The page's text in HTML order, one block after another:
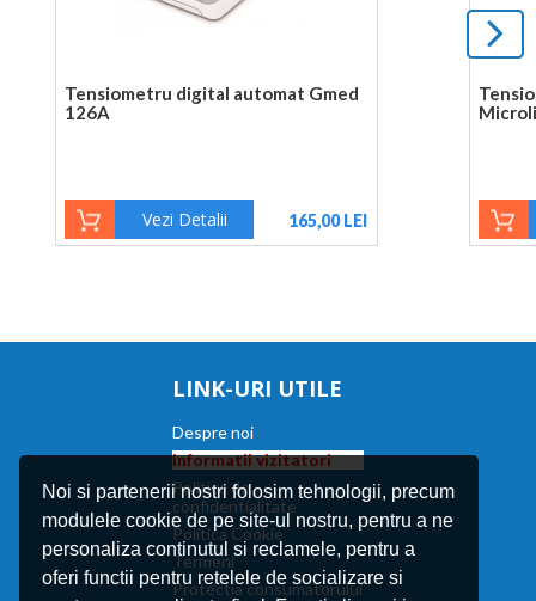
Noi si partenerii nostri folosim tehnologii, precum
modulele cookie de pe site-ul nostru, pentru a ne
personaliza continutul si reclamele, pentru a
oferi functii pentru retelele de socializare si
Tensiometru digital automat Gmed
126A
Vezi Detalii 165,00 LEI
LINK-URI UTILE
Despre noi
Informatii vizitatori
Politica de
confidentialitate
Politica Cookie
Termeni
Protectia consumatorului